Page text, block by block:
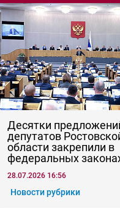
нитью
Десятки
депутатов
области закрепили в
федеральных
28.07.2026 16:56
Новости рубрики